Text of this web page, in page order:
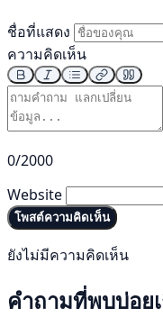
ชื่อที่แสดง
ความคิดเห็น
0/2000
Website
โพสต์ความคิดเห็น
ยังไม่มีความคิดเห็น
คำถามที่พบบ่อย